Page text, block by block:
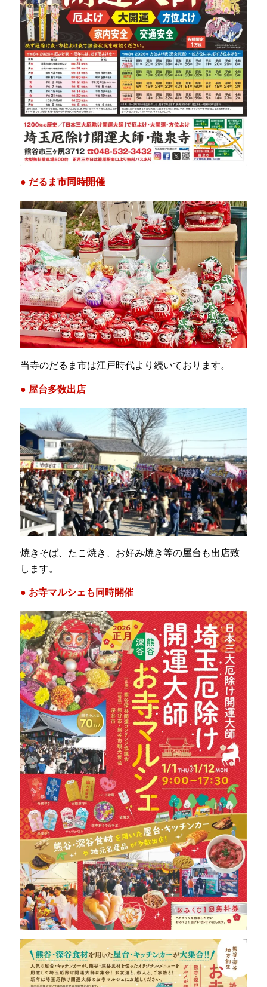
● だるま市同時開催
当寺のだるま市は江戸時代より続いております。
● 屋台多数出店
焼きそば、たこ焼き、お好み焼き等の屋台も出店致
します。
● お寺マルシェも同時開催